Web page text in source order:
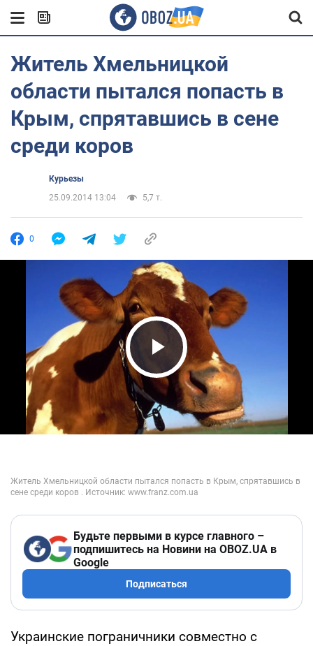
Житель Хмельницкой
области пытался попасть в
Крым, спрятавшись в сене
среди коров
Курьезы
25.09.2014 13:04
5,7 т.
0
Play Video
Будьте первыми в курсе главного –
подпишитесь на Новини на OBOZ.UA в
Google
Подписаться
Украинские пограничники совместно с